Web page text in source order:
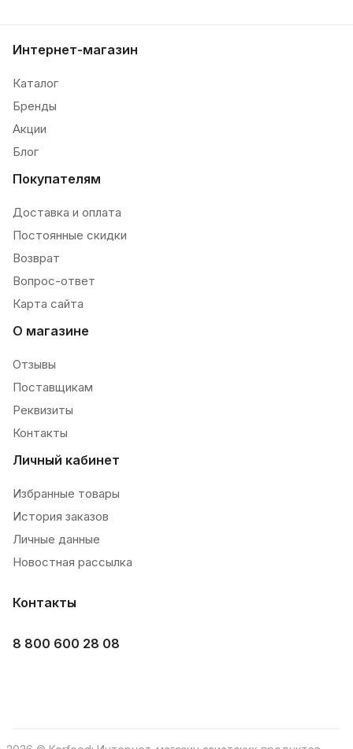
Интернет-магазин
Каталог
Бренды
Акции
Блог
Покупателям
Доставка и оплата
Постоянные скидки
Возврат
Вопрос-ответ
Карта сайта
О магазине
Отзывы
Поставщикам
Реквизиты
Контакты
Личный кабинет
Избранные товары
История заказов
Личные данные
Новостная рассылка
Контакты
8 800 600 28 08